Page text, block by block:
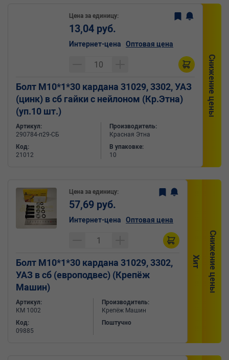
Снижение цены
Болт М10*1*30 кардана 31029, 3302, УАЗ
(цинк) в сб гайки с нейлоном (Кр.Этна)
(уп.10 шт.)
Артикул:
290784-п29-СБ
Код:
21012
Производитель:
Красная Этна
В упаковке:
10
Цена за единицу:
13,04 руб.
Интернет-цена Оптовая цена
Хит Снижение цены
Болт М10*1*30 кардана 31029, 3302,
УАЗ в сб (европодвес) (Крепёж
Машин)
Артикул:
КМ 1002
Код:
09885
Производитель:
Крепёж Машин
Поштучно
Цена за единицу:
57,69 руб.
Интернет-цена Оптовая цена